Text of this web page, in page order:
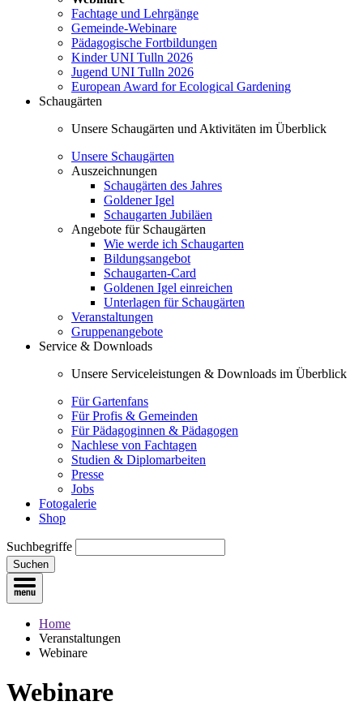
Fachtage und Lehrgänge
Gemeinde-Webinare
Pädagogische Fortbildungen
Kinder UNI Tulln 2026
Jugend UNI Tulln 2026
European Award for Ecological Gardening
Schaugärten
Unsere Schaugärten und Aktivitäten im Überblick
Unsere Schaugärten
Auszeichnungen
Schaugärten des Jahres
Goldener Igel
Schaugarten Jubiläen
Angebote für Schaugärten
Wie werde ich Schaugarten
Bildungsangebot
Schaugarten-Card
Goldenen Igel einreichen
Unterlagen für Schaugärten
Veranstaltungen
Gruppenangebote
Service & Downloads
Unsere Serviceleistungen & Downloads im Überblick
Für Gartenfans
Für Profis & Gemeinden
Für Pädagoginnen & Pädagogen
Nachlese von Fachtagen
Studien & Diplomarbeiten
Presse
Jobs
Fotogalerie
Shop
Suchbegriffe
Suchen
Home
Veranstaltungen
Webinare
Webinare